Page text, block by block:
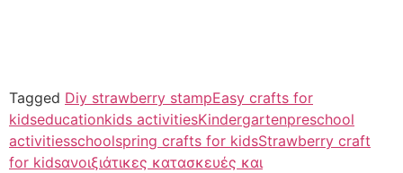
Tagged Diy strawberry stampEasy crafts for
kidseducationkids activitiesKindergartenpreschool
activitiesschoolspring crafts for kidsStrawberry craft
for kidsανοιξιάτικες κατασκευές και